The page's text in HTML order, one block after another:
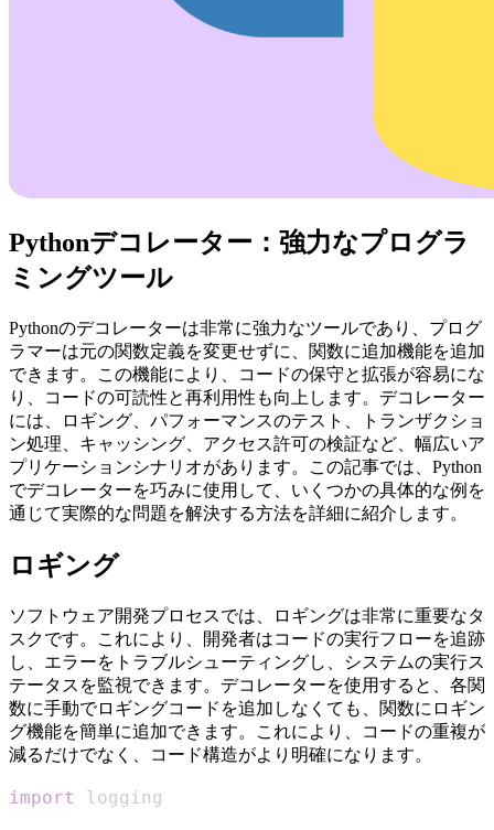
Pythonデコレーター：強力なプログラ
ミングツール
Pythonのデコレーターは非常に強力なツールであり、プログ
ラマーは元の関数定義を変更せずに、関数に追加機能を追加
できます。この機能により、コードの保守と拡張が容易にな
り、コードの可読性と再利用性も向上します。デコレーター
には、ロギング、パフォーマンスのテスト、トランザクショ
ン処理、キャッシング、アクセス許可の検証など、幅広いア
プリケーションシナリオがあります。この記事では、Python
でデコレーターを巧みに使用して、いくつかの具体的な例を
通じて実際的な問題を解決する方法を詳細に紹介します。
ロギング
ソフトウェア開発プロセスでは、ロギングは非常に重要なタ
スクです。これにより、開発者はコードの実行フローを追跡
し、エラーをトラブルシューティングし、システムの実行ス
テータスを監視できます。デコレーターを使用すると、各関
数に手動でロギングコードを追加しなくても、関数にロギン
グ機能を簡単に追加できます。これにより、コードの重複が
減るだけでなく、コード構造がより明確になります。
import